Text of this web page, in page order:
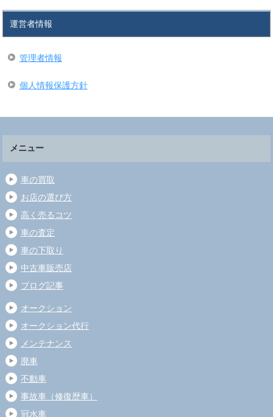
運営者情報
管理者情報
個人情報保護方針
メニュー
車の買取
お店の選び方
高く売るコツ
車の査定
車の下取り
中古車販売店
ブログ記事
オークション
オークション代行
メンテナンス
廃車
不動車
事故車（修復歴車）
冠水車